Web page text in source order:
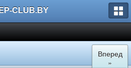
CLUB.BY
Вперед
»